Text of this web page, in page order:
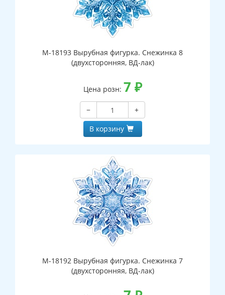
М-18193 Вырубная фигурка. Снежинка 8
(двухсторонняя, ВД-лак)
Цена розн: 7 ₽
−
+
В корзину
М-18192 Вырубная фигурка. Снежинка 7
(двухсторонняя, ВД-лак)